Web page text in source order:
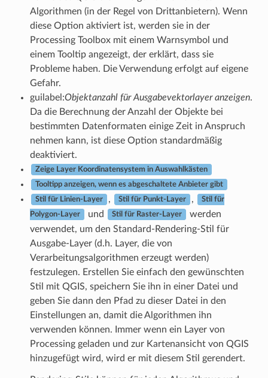
Algorithmen (in der Regel von Drittanbietern). Wenn
diese Option aktiviert ist, werden sie in der
Processing Toolbox mit einem Warnsymbol und
einem Tooltip angezeigt, der erklärt, dass sie
Probleme haben. Die Verwendung erfolgt auf eigene
Gefahr.
guilabel:Objektanzahl für Ausgabevektorlayer anzeigen.
Da die Berechnung der Anzahl der Objekte bei
bestimmten Datenformaten einige Zeit in Anspruch
nehmen kann, ist diese Option standardmäßig
deaktiviert.
Zeige Layer Koordinatensystem in Auswahlkästen
Tooltipp anzeigen, wenn es abgeschaltete Anbieter gibt
Stil für Linien-Layer , Stil für Punkt-Layer , Stil für
Polygon-Layer und Stil für Raster-Layer
werden
verwendet, um den Standard-Rendering-Stil für
Ausgabe-Layer (d.h. Layer, die von
Verarbeitungsalgorithmen erzeugt werden)
festzulegen. Erstellen Sie einfach den gewünschten
Stil mit QGIS, speichern Sie ihn in einer Datei und
geben Sie dann den Pfad zu dieser Datei in den
Einstellungen an, damit die Algorithmen ihn
verwenden können. Immer wenn ein Layer von
Processing geladen und zur Kartenansicht von QGIS
hinzugefügt wird, wird er mit diesem Stil gerendert.